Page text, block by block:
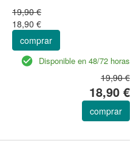
19,90 €
18,90 €
comprar
Disponible en 48/72 horas
19,90 €
18,90 €
comprar